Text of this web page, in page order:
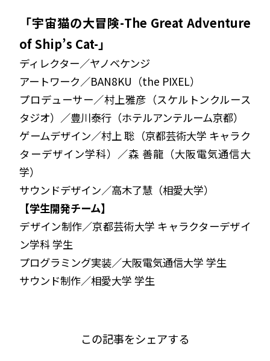
「宇宙猫の大冒険-The Great Adventure
of Ship’s Cat-」
ディレクター／ヤノベケンジ
アートワーク／BAN8KU（the PIXEL）
プロデューサー／村上雅彦（スケルトンクルース
タジオ）／豊川泰行（ホテルアンテルーム京都）
ゲームデザイン／村上 聡（京都芸術大学 キャラク
ターデザイン学科）／森 善龍（大阪電気通信大
学）
サウンドデザイン／高木了慧（相愛大学）
【学生開発チーム】
デザイン制作／京都芸術大学 キャラクターデザイ
ン学科 学生
プログラミング実装／大阪電気通信大学 学生
サウンド制作／相愛大学 学生
この記事をシェアする